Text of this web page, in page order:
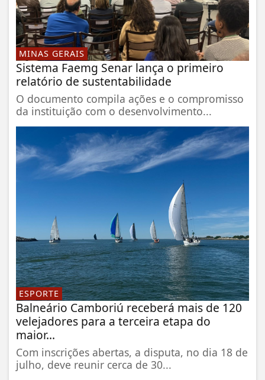
MINAS GERAIS
Sistema Faemg Senar lança o primeiro
relatório de sustentabilidade
O documento compila ações e o compromisso
da instituição com o desenvolvimento...
ESPORTE
Balneário Camboriú receberá mais de 120
velejadores para a terceira etapa do
maior...
Com inscrições abertas, a disputa, no dia 18 de
julho, deve reunir cerca de 30...